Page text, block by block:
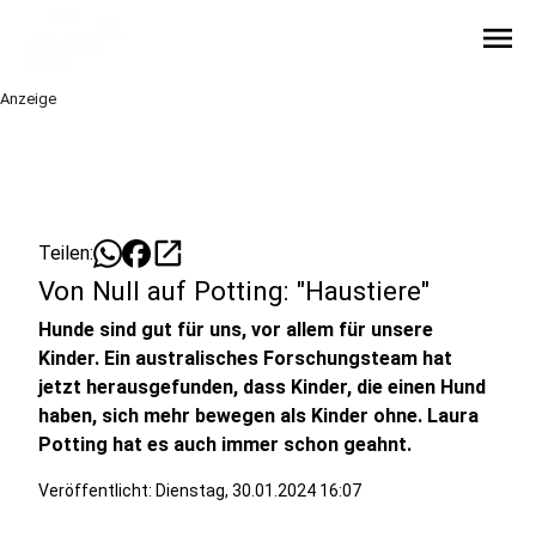
menu
Anzeige
Teilen: open_in_new
Von Null auf Potting: "Haustiere"
Hunde sind gut für uns, vor allem für unsere
Kinder. Ein australisches Forschungsteam hat
jetzt herausgefunden, dass Kinder, die einen Hund
haben, sich mehr bewegen als Kinder ohne. Laura
Potting hat es auch immer schon geahnt.
Veröffentlicht: Dienstag, 30.01.2024 16:07